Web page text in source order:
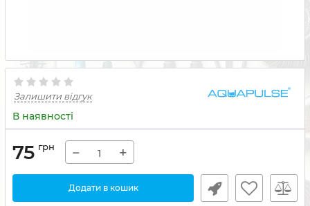
Залишити відгук
В наявності
75 грн − +
Додати в кошик